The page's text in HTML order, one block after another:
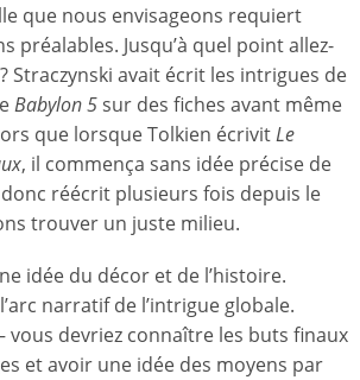
que nous envisageons requiert
préalables. Jusqu’à quel point allez-
Straczynski avait écrit les intrigues de
Babylon 5sur des fiches avant même
que lorsque Tolkien écrivitLe
, il commença sans idée précise de
donc réécrit plusieurs fois depuis le
trouver un juste milieu.
idée du décor et de l’histoire.
narratif de l’intrigue globale.
vous devriez connaître les buts finaux
et avoir une idée des moyens par